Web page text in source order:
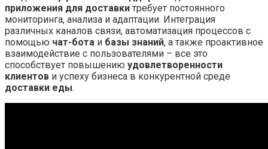
приложения для доставки требует постоянного
мониторинга, анализа и адаптации. Интеграция
различных каналов связи, автоматизация процессов с
помощью чат-бота и базы знаний, а также проактивное
взаимодействие с пользователями – все это
способствует повышению удовлетворенности
клиентов и успеху бизнеса в конкурентной среде
доставки еды.